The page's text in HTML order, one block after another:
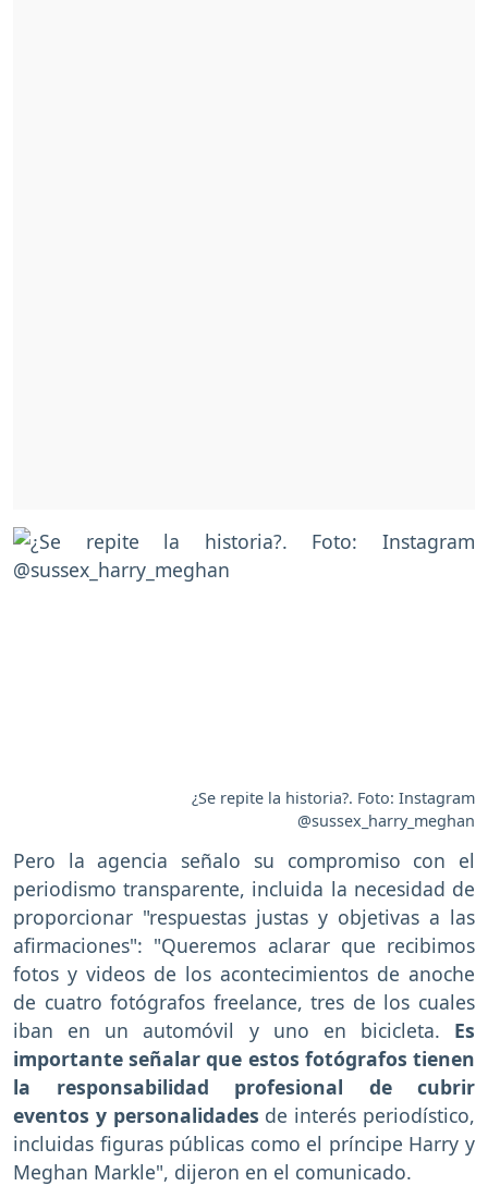
¿Se repite la historia?. Foto: Instagram
@sussex_harry_meghan
Pero la agencia señalo su compromiso con el
periodismo transparente, incluida la necesidad de
proporcionar "respuestas justas y objetivas a las
afirmaciones": "Queremos aclarar que recibimos
fotos y videos de los acontecimientos de anoche
de cuatro fotógrafos freelance, tres de los cuales
iban en un automóvil y uno en bicicleta. Es
importante señalar que estos fotógrafos tienen
la responsabilidad profesional de cubrir
eventos y personalidades de interés periodístico,
incluidas figuras públicas como el príncipe Harry y
Meghan Markle", dijeron en el comunicado.